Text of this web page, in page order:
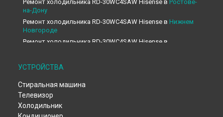
Ремонт холодильника RD-30WC4SAW Hisense в Ростове-
на-Дону
Ремонт холодильника RD-30WC4SAW Hisense в Нижнем
Новгороде
Ремонт холодильника RD-30WC4SAW Hisense в
Ремонт холодильника RD-30WC4SAW Hisense в
Челябинске
Ремонт холодильника RD-30WC4SAW Hisense в
Екатеринбурге
Ремонт холодильника RD-30WC4SAW Hisense в
Ремонт холодильника RD-30WC4SAW Hisense в
УСТРОЙСТВА
Стиральная машина
Телевизор
Холодильник